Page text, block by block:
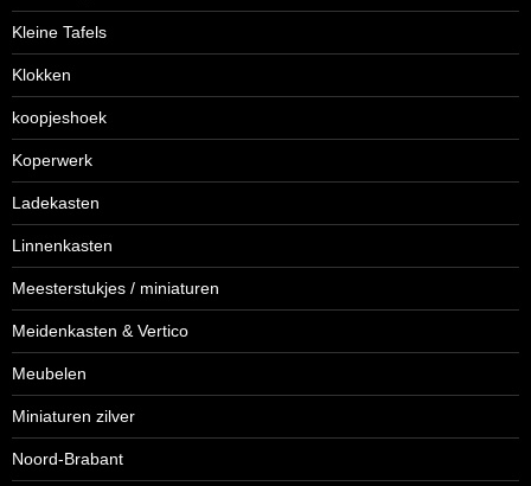
Kleine Tafels
Klokken
koopjeshoek
Koperwerk
Ladekasten
Linnenkasten
Meesterstukjes / miniaturen
Meidenkasten & Vertico
Meubelen
Miniaturen zilver
Noord-Brabant